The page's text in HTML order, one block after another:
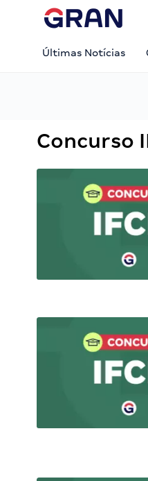
Últimas Notícias
Concurso